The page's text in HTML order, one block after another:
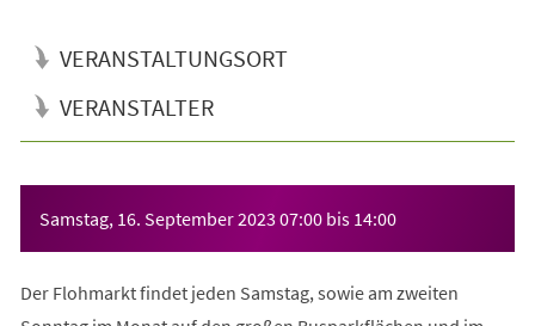
VERANSTALTUNGSORT
VERANSTALTER
Samstag, 16. September 2023 07:00 bis 14:00
Der Flohmarkt findet jeden Samstag, sowie am zweiten